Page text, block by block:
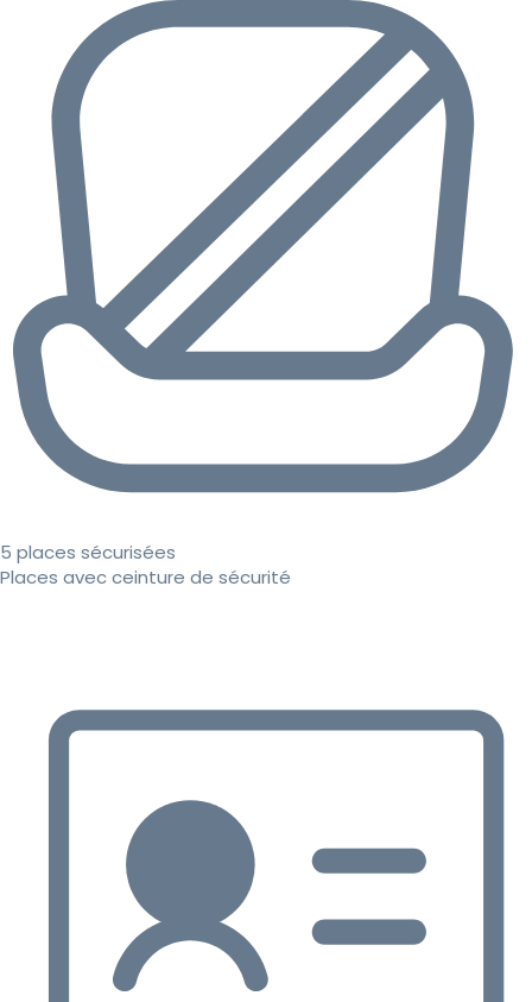
5 places sécurisées
Places avec ceinture de sécurité